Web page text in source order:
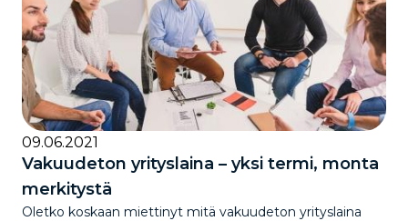
09.06.2021
Vakuudeton yrityslaina – yksi termi, monta
merkitystä
Oletko koskaan miettinyt mitä vakuudeton yrityslaina